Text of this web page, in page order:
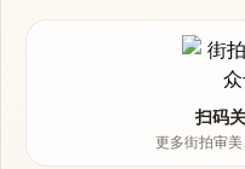
扫码
更多街拍审